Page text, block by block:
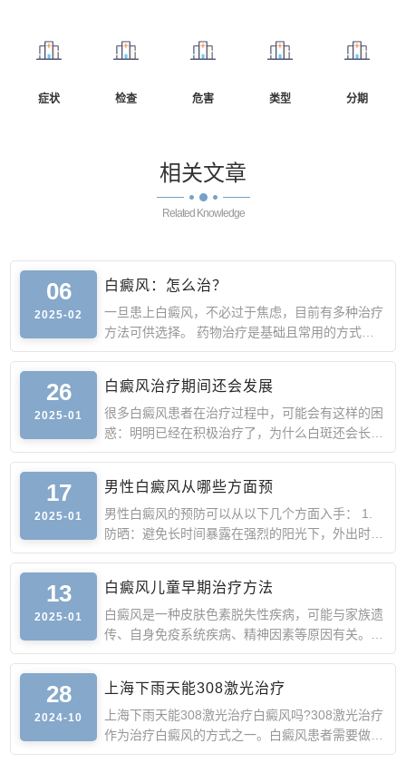
症状 检查 危害 类型 分期
相关文章
Related Knowledge
06
2025-02
白癜风：怎么治？
一旦患上白癜风，不必过于焦虑，目前有多种治疗
方法可供选择。 药物治疗是基础且常用的方式。
外用药物如糖皮质
26
2025-01
白癜风治疗期间还会发展
很多白癜风患者在治疗过程中，可能会有这样的困
惑：明明已经在积极治疗了，为什么白斑还会长出
来或者面积比原
17
2025-01
男性白癜风从哪些方面预
男性白癜风的预防可以从以下几个方面入手： 1.
防晒：避免长时间暴露在强烈的阳光下，外出时涂
抹防晒霜，佩戴遮
13
2025-01
白癜风儿童早期治疗方法
白癜风是一种皮肤色素脱失性疾病，可能与家族遗
传、自身免疫系统疾病、精神因素等原因有关。
儿童白癜风早期的
28
2024-10
上海下雨天能308激光治疗
上海下雨天能308激光治疗白癜风吗?308激光治疗
作为治疗白癜风的方式之一。白癜风患者需要做好
防晒工作，以免猛烈